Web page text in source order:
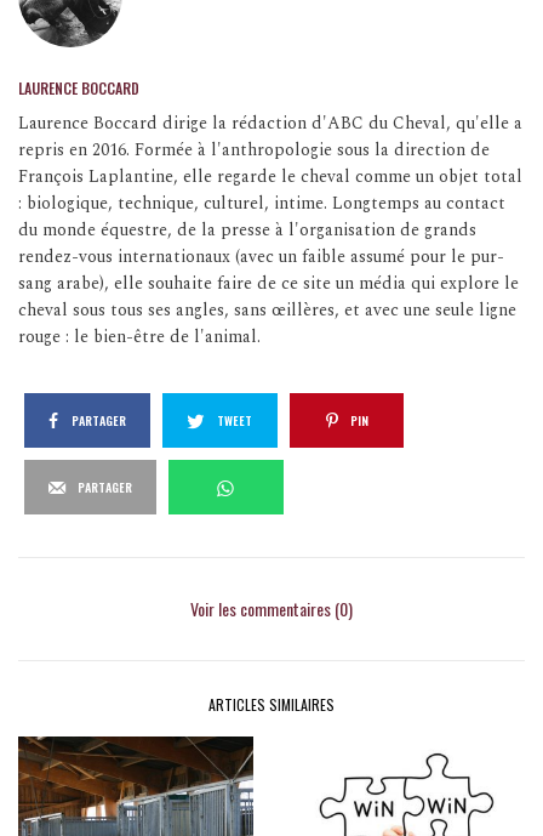
LAURENCE BOCCARD
Laurence Boccard dirige la rédaction d'ABC du Cheval, qu'elle a
repris en 2016. Formée à l'anthropologie sous la direction de
François Laplantine, elle regarde le cheval comme un objet total
: biologique, technique, culturel, intime. Longtemps au contact
du monde équestre, de la presse à l'organisation de grands
rendez-vous internationaux (avec un faible assumé pour le pur-
sang arabe), elle souhaite faire de ce site un média qui explore le
cheval sous tous ses angles, sans œillères, et avec une seule ligne
rouge : le bien-être de l'animal.
PARTAGER TWEET PIN
PARTAGER
Voir les commentaires (0)
ARTICLES SIMILAIRES